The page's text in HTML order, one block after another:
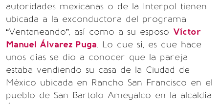
autoridades mexicanas o de la Interpol tienen
ubicada a la exconductora del programa
“Ventaneando”, así como a su esposo Víctor
Manuel Álvarez Puga. Lo que sí, es que hace
unos días se dio a conocer que la pareja
estaba vendiendo su casa de la Ciudad de
México ubicada en Rancho San Francisco en el
pueblo de San Bartolo Ameyalco en la alcaldía